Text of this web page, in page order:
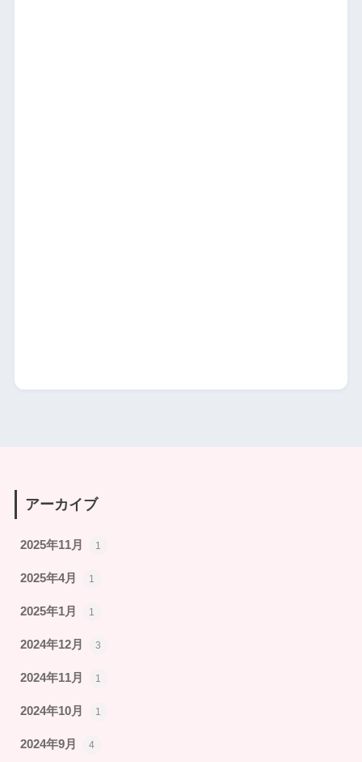
アーカイブ
2025年11月 1
2025年4月 1
2025年1月 1
2024年12月 3
2024年11月 1
2024年10月 1
2024年9月 4